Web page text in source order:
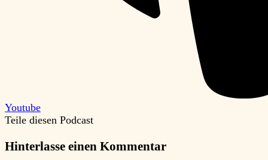
Youtube
Teile diesen Podcast
Hinterlasse einen Kommentar